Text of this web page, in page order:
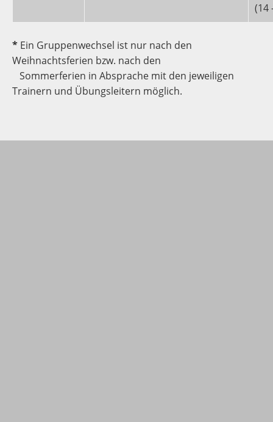
(14
* Ein Gruppenwechsel ist nur nach den
Weihnachtsferien bzw. nach den
Sommerferien in Absprache mit den jeweiligen
Trainern und Übungsleitern möglich.